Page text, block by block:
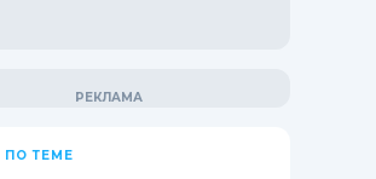
ВОПРОСЫ И ОТВЕТЫ
ПО ТЕМЕ